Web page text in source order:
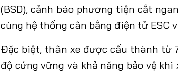
(BSD), cảnh báo phương tiện cắt
cùng hệ thống cân bằng điện tử
Đặc biệt, thân xe được cấu thành từ
độ cứng vững và khả năng bảo vệ